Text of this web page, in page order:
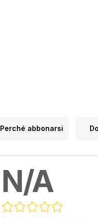
Perché abbonarsi
N/A